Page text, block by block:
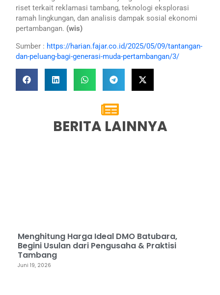
riset terkait reklamasi tambang, teknologi eksplorasi
ramah lingkungan, dan analisis dampak sosial ekonomi
pertambangan. (wis)
Sumber : https://harian.fajar.co.id/2025/05/09/tantangan-
dan-peluang-bagi-generasi-muda-pertambangan/3/
BERITA LAINNYA
Menghitung Harga Ideal DMO Batubara,
Begini Usulan dari Pengusaha & Praktisi
Tambang
Juni 19, 2026